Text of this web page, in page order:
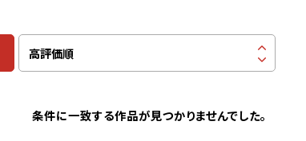
条件に一致する作品が見つかりませんでした。